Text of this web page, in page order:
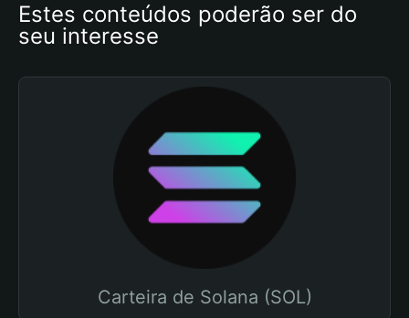
Estes conteúdos poderão ser do
seu interesse
Carteira de Solana (SOL)